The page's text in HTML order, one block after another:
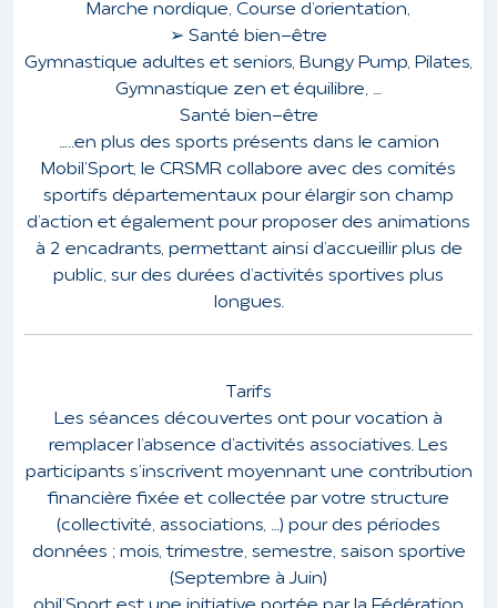
Marche nordique, Course d’orientation,
➢ Santé bien-être
Gymnastique adultes et seniors, Bungy Pump, Pilates,
Gymnastique zen et équilibre, …
Santé bien-être
…..en plus des sports présents dans le camion
Mobil’Sport, le CRSMR collabore avec des comités
sportifs départementaux pour élargir son champ
d’action et également pour proposer des animations
à 2 encadrants, permettant ainsi d’accueillir plus de
public, sur des durées d’activités sportives plus
longues.
Tarifs
Les séances découvertes ont pour vocation à
remplacer l’absence d’activités associatives. Les
participants s’inscrivent moyennant une contribution
financière fixée et collectée par votre structure
(collectivité, associations, …) pour des périodes
données ; mois, trimestre, semestre, saison sportive
(Septembre à Juin)